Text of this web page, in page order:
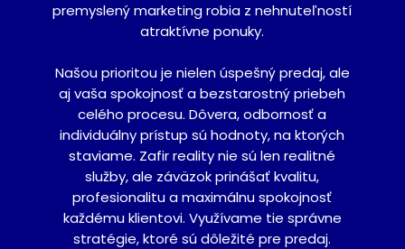
premyslený marketing robia z nehnuteľností
atraktívne ponuky.
Našou prioritou je nielen úspešný predaj, ale
aj vaša spokojnosť a bezstarostný priebeh
celého procesu. Dôvera, odbornosť a
individuálny prístup sú hodnoty, na ktorých
staviame. Zafir reality nie sú len realitné
služby, ale záväzok prinášať kvalitu,
profesionalitu a maximálnu spokojnosť
každému klientovi. Využívame tie správne
stratégie, ktoré sú dôležité pre predaj.